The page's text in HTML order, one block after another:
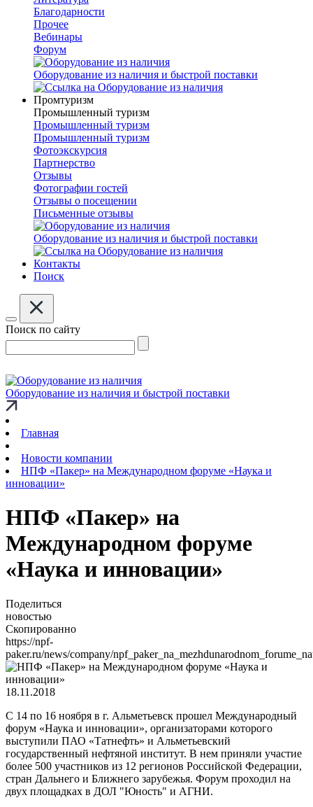
Благодарности
Прочее
Вебинары
Форум
Оборудование из наличия и быстрой поставки
Промтуризм
Промышленный туризм
Промышленный туризм
Промышленный туризм
Фотоэкскурсия
Партнерство
Отзывы
Фотографии гостей
Отзывы о посещении
Письменные отзывы
Оборудование из наличия и быстрой поставки
Контакты
Поиск
Поиск по сайту
Оборудование из наличия и быстрой поставки
Главная
Новости компании
НПФ «Пакер» на Международном форуме «Наука и
инновации»
НПФ «Пакер» на
Международном форуме
«Наука и инновации»
Поделиться
новостью
Скопированно
https://npf-
paker.ru/news/company/
18.11.2018
С 14 по 16 ноября в г. Альметьевск прошел Международный
форум «Наука и инновации», организаторами которого
выступили ПАО «Татнефть» и Альметьевский
государственный нефтяной институт. В нем приняли участие
более 500 участников из 12 регионов Российской Федерации,
стран Дальнего и Ближнего зарубежья. Форум проходил на
двух площадках в ДОЛ "Юность" и АГНИ.